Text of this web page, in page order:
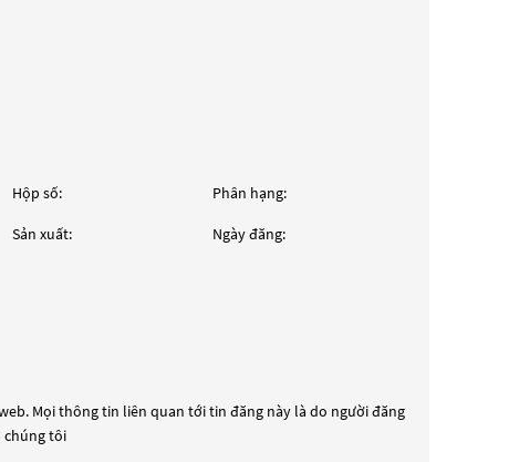
Hộp số: Phân hạng:
Sản xuất: Ngày đăng:
Mọi thông tin liên quan tới tin đăng này là do người đăng
chúng tôi